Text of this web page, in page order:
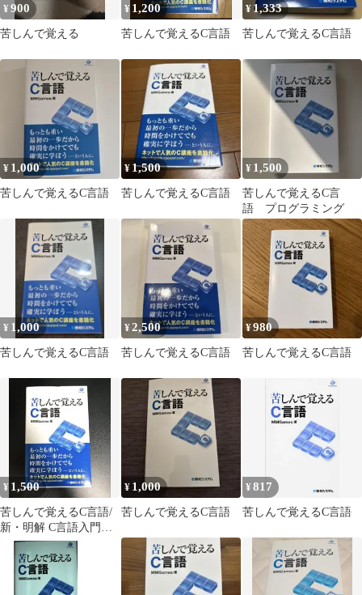
¥900
苦しんで覚える
¥ 1,200
苦しんで覚えるC言語
¥ 1,333
苦しんで覚えるC言語
¥ 1,000
苦しんで覚えるC言語
¥ 1,500
苦しんで覚えるC言語
¥ 1,500
苦しんで覚えるC言
語 プログラミング
¥ 1,000
苦しんで覚えるC言語
¥2,500
苦しんで覚えるC言語
¥980
苦しんで覚えるC言語
¥ 1,500
苦しんで覚えるC言語/
新・明解 C言語入門編
2冊セット
¥ 1,000
苦しんで覚えるC言語
¥817
苦しんで覚えるC言語